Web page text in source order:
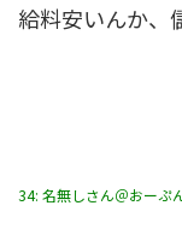
給料安いんか、
34: 名無しさん＠おーぷ